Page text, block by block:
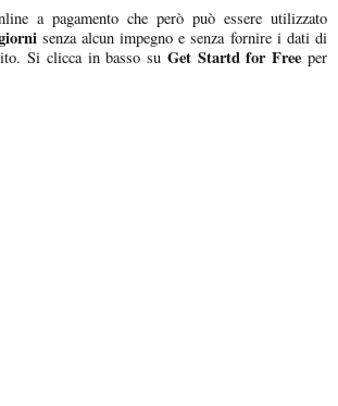
a pagamento che però può essere utilizzato
senza alcun impegno e senza fornire i dati di
Si clicca in basso su Get Startd for Free per